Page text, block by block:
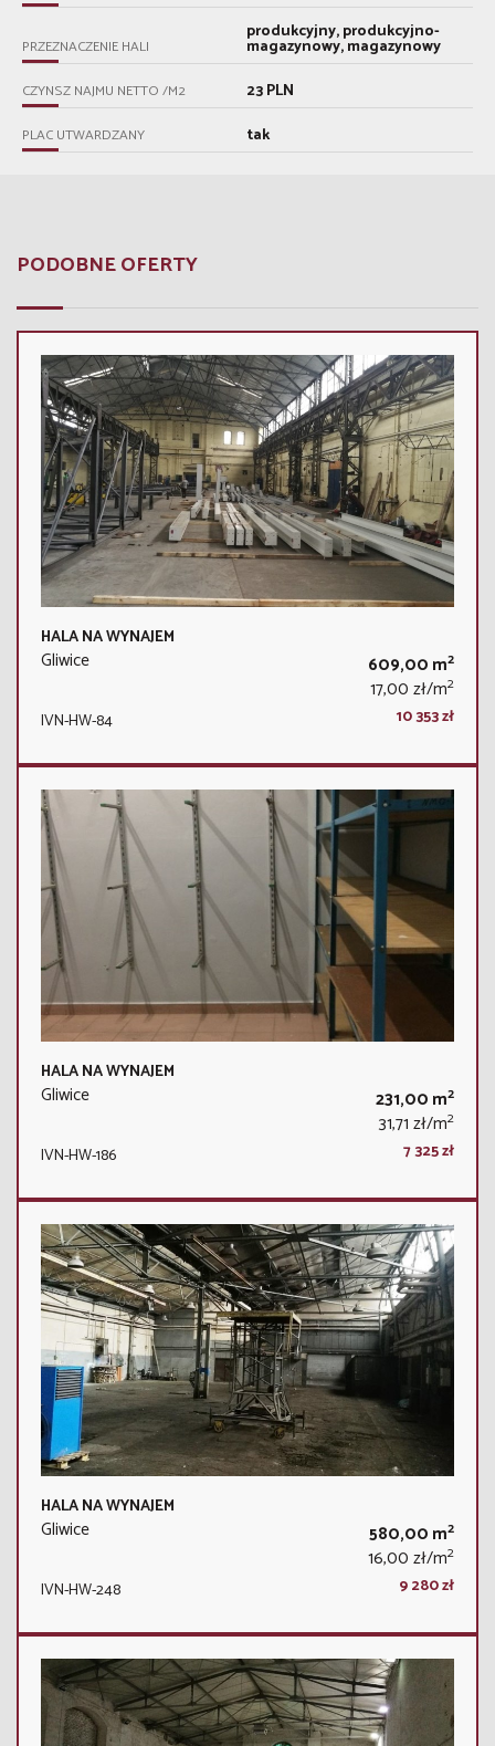
PRZEZNACZENIE HALI
produkcyjny, produkcyjno-
magazynowy, magazynowy
CZYNSZ NAJMU NETTO /M2 23 PLN
PLAC UTWARDZANY tak
PODOBNE OFERTY
HALA NA WYNAJEM
Gliwice 609,00 m2
17,00 zł/m2
IVN-HW-84 10 353 zł
HALA NA WYNAJEM
Gliwice 231,00 m2
31,71 zł/m2
IVN-HW-186 7 325 zł
HALA NA WYNAJEM
Gliwice 580,00 m2
16,00 zł/m2
IVN-HW-248 9 280 zł